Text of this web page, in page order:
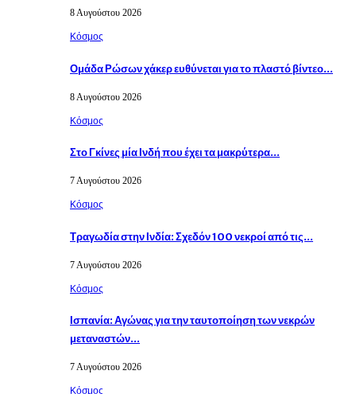
8 Αυγούστου 2026
Κόσμος
Ομάδα Ρώσων χάκερ ευθύνεται για το πλαστό βίντεο…
8 Αυγούστου 2026
Κόσμος
Στο Γκίνες μία Ινδή που έχει τα μακρύτερα…
7 Αυγούστου 2026
Κόσμος
Τραγωδία στην Ινδία: Σχεδόν 100 νεκροί από τις…
7 Αυγούστου 2026
Κόσμος
Ισπανία: Αγώνας για την ταυτοποίηση των νεκρών
μεταναστών…
7 Αυγούστου 2026
Κόσμος